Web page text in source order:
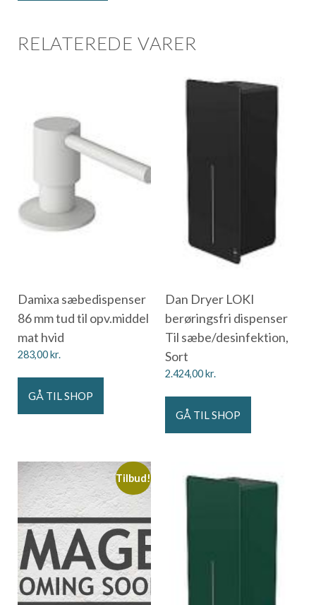
RELATEREDE VARER
Damixa sæbedispenser
86 mm tud til opv.middel
mat hvid
283,00kr.
GÅ TIL SHOP
Dan Dryer LOKI
berøringsfri dispenser
Til sæbe/desinfektion,
Sort
2.424,00kr.
GÅ TIL SHOP
Tilbud!